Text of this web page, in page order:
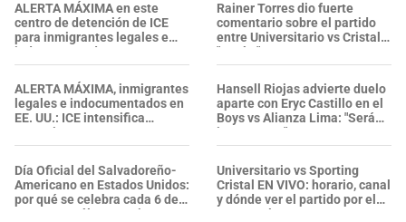
ALERTA MÁXIMA en este
centro de detención de ICE
para inmigrantes legales e
indocumentados en EE. UU.:
SALVADOREÑO falleció tras
sufrir una "emergencia
médica"
ALERTA MÁXIMA, inmigrantes
legales e indocumentados en
EE. UU.: ICE intensifica
operativos en aeropuertos y
arresta a NUMEROSOS
EXTRANJEROS en un solo día
Día Oficial del Salvadoreño-
Americano en Estados Unidos:
por qué se celebra cada 6 de
agosto y cuál es su origen
Rainer Torres dio fuerte
comentario sobre el partido
entre Universitario vs Cristal:
"Será..."
Hansell Riojas advierte duelo
aparte con Eryc Castillo en el
Boys vs Alianza Lima: "Será
interesante"
Universitario vs Sporting
Cristal EN VIVO: horario, canal
y dónde ver el partido por el
Torneo Clausura 2026